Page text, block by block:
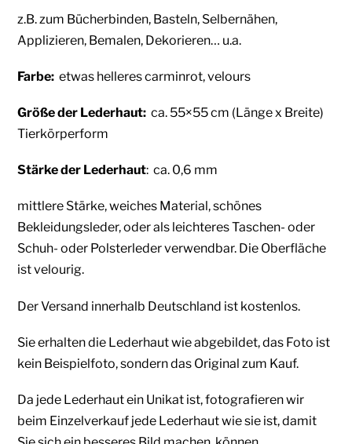
z.B. zum Bücherbinden, Basteln, Selbernähen,
Applizieren, Bemalen, Dekorieren… u.a.
Farbe: etwas helleres carminrot, velours
Größe der Lederhaut: ca. 55×55 cm (Länge x Breite)
Tierkörperform
Stärke der Lederhaut: ca. 0,6 mm
mittlere Stärke, weiches Material, schönes
Bekleidungsleder, oder als leichteres Taschen- oder
Schuh- oder Polsterleder verwendbar. Die Oberfläche
ist velourig.
Der Versand innerhalb Deutschland ist kostenlos.
Sie erhalten die Lederhaut wie abgebildet, das Foto ist
kein Beispielfoto, sondern das Original zum Kauf.
Da jede Lederhaut ein Unikat ist, fotografieren wir
beim Einzelverkauf jede Lederhaut wie sie ist, damit